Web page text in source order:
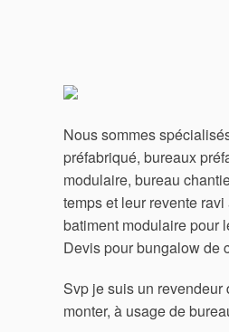
Nous sommes
préfabriqué, bureaux
modulaire, bureau
temps et leur revente
batiment modulaire pour
Devis pour bungalow de
Svp je suis un
monter, à usage de